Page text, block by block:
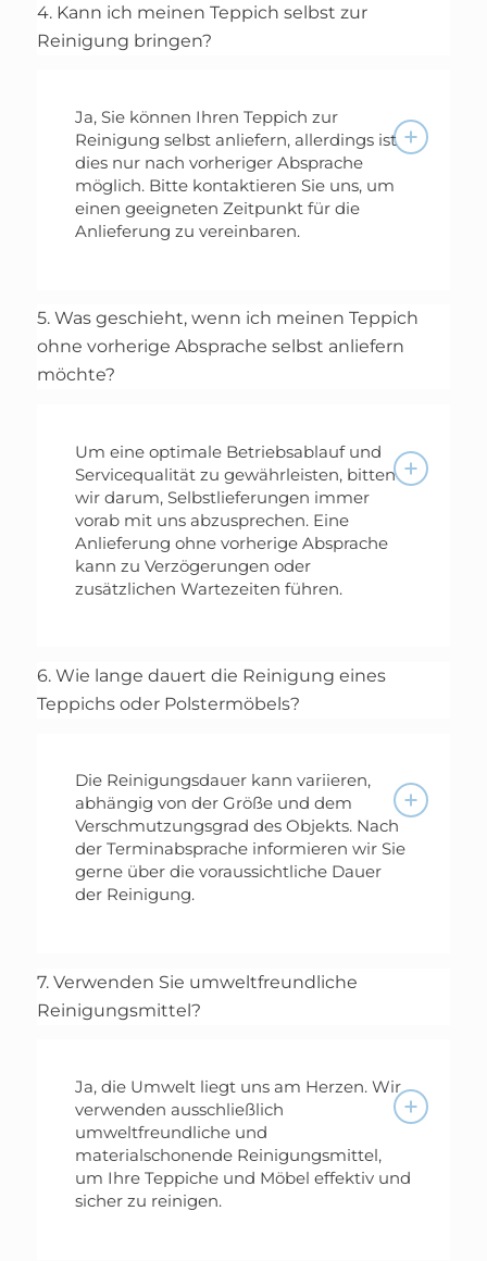
4. Kann ich meinen Teppich selbst zur
Reinigung bringen?
Ja, Sie können Ihren Teppich zur
Reinigung selbst anliefern, allerdings ist
dies nur nach vorheriger Absprache
möglich. Bitte kontaktieren Sie uns, um
einen geeigneten Zeitpunkt für die
Anlieferung zu vereinbaren.
5. Was geschieht, wenn ich meinen Teppich
ohne vorherige Absprache selbst anliefern
möchte?
Um eine optimale Betriebsablauf und
Servicequalität zu gewährleisten, bitten
wir darum, Selbstlieferungen immer
vorab mit uns abzusprechen. Eine
Anlieferung ohne vorherige Absprache
kann zu Verzögerungen oder
zusätzlichen Wartezeiten führen.
6. Wie lange dauert die Reinigung eines
Teppichs oder Polstermöbels?
Die Reinigungsdauer kann variieren,
abhängig von der Größe und dem
Verschmutzungsgrad des Objekts. Nach
der Terminabsprache informieren wir Sie
gerne über die voraussichtliche Dauer
der Reinigung.
7. Verwenden Sie umweltfreundliche
Reinigungsmittel?
Ja, die Umwelt liegt uns am Herzen. Wir
verwenden ausschließlich
umweltfreundliche und
materialschonende Reinigungsmittel,
um Ihre Teppiche und Möbel effektiv und
sicher zu reinigen.